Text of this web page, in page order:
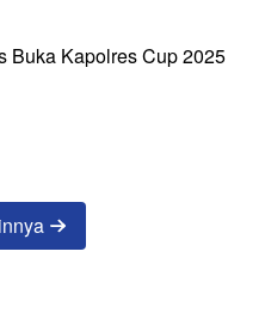
Buka Kapolres Cup 2025